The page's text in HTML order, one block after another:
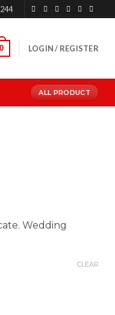
0 LOGIN / REGISTER
ALL PRODUCT
Wedding
CLEAR